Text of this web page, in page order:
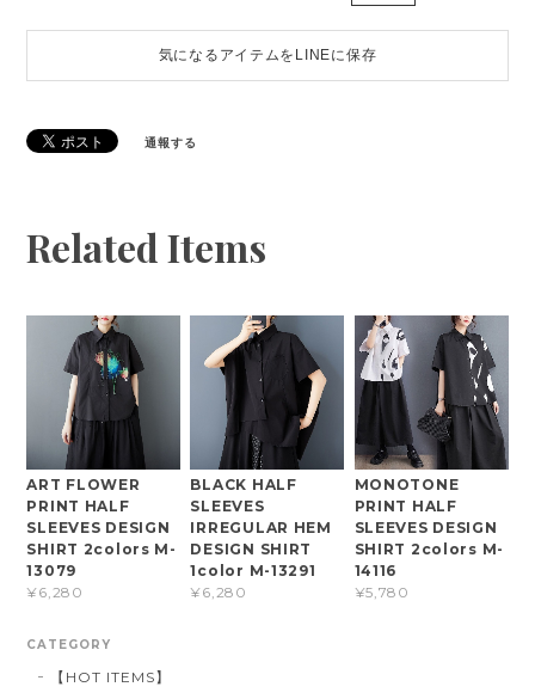
気になるアイテムをLINEに保存
通報する
Related Items
ART FLOWER
PRINT HALF
SLEEVES DESIGN
SHIRT 2colors M-
13079
¥6,280
BLACK HALF
SLEEVES
IRREGULAR HEM
DESIGN SHIRT
1color M-13291
¥6,280
MONOTONE
PRINT HALF
SLEEVES DESIGN
SHIRT 2colors M-
14116
¥5,780
CATEGORY
【HOT ITEMS】